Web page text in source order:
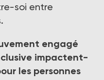
soi entre
engagé
impactent-
les personnes